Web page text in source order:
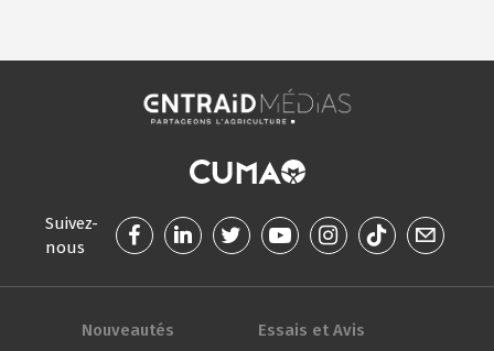
Suivez-
nous
Nouveautés Essais et Avis